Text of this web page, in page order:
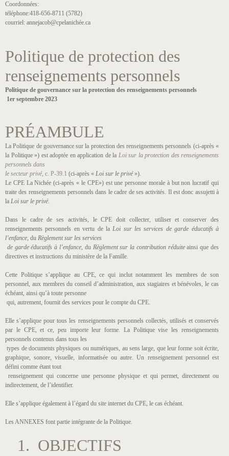
Coordonnées:
téléphone:418-656-8711 (5782)
courriel: annejacob@cpelanichée.ca
Politique de protection des
renseignements personnels
Politique de gouvernance sur la protection des renseignements personnels
1er septembre 2023
PRÉAMBULE
La Politique de gouvernance sur la protection des renseignements personnels (ci-après «
la Politique ») est adoptée en application de la Loi sur la protection des renseignements
personnels dans
le secteur privé, c. P-39.1 (ci-après « Loi sur le privé»).
Le CPE La Nichée (ci-après « le CPE») est une personne morale à but non lucratif qui
traite des renseignements personnels dans le cadre de ses activités. Il est donc assujetti à
la Loi sur le privé.
Dans le cadre de ses activités, le CPE doit collecter, utiliser et conserver des
renseignements personnels en vertu de laLoi sur les services de garde éducatifs à
l’enfance, du Règlement sur les services
de garde éducatifs à l’enfance, du Règlement sur la contribution réduiteainsi que des
directives et instructions du ministère de la Famille.
Cette Politique s’applique au CPE, ce qui inclut notamment les membres de son
personnel, aux membres du conseil d’administration, aux stagiaires et bénévoles, le cas
échéant, ainsi qu’à toute personne
qui, autrement, fournit des services pour le compte du CPE.
Elle s’applique pour tous les renseignements personnels collectés, utilisés et conservés
par le CPE, et ce, peu importe leur forme. La Politique vise les renseignements
personnels contenus dans tous les
types de documents physiques ou numériques, au sens large, que leur forme soit écrite,
graphique, sonore, visuelle, informatisée ou autre. Un renseignement personnel est
défini comme étant tout
renseignement qui concerne une personne physique et qui permet, directement ou
indirectement, de l’identifier.
Elle s’applique également à l’égard du site internet du CPE, le cas échéant.
Les ANNEXES font partie intégrante de la Politique.
1. OBJECTIFS